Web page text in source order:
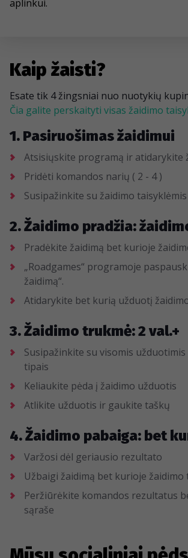
aplinkui.
Kaip žaisti?
Esate tik 4 žingsniai nuo nuotykių
Čia galite perskaityti visas žaidimo
1. Pasiruošimas žaidimui
Atsisiųskite programą ir atidarykite
Pridėti komandos narių ( 2 - 4 )
Susipažinkite su žaidimo
2. Žaidimo pradžia:
Pradėkite žaidimą bet kurioje
„Roadgames“ programoje
žaidimą“.
Atidarykite bet kurią užduotį
3. Žaidimo trukmė: 2 val.+
Susipažinkite su visomis
tipais
Keliaukite pėda į žaidimo užduotis
Atlikite užduotis ir gaukite taškų
4. Žaidimo pabaiga: bet
Varžosi dėl geriausio rezultato
Užbaigi žaidimą bet kurioje
Peržiūrėkite komandos rezultatus
sąraše